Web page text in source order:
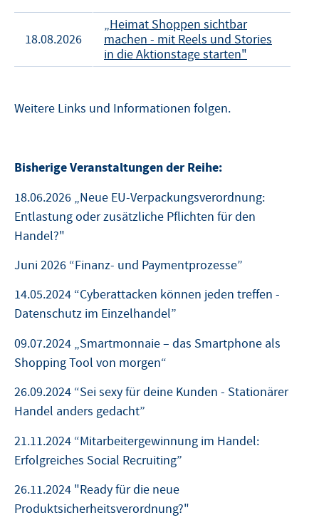
18.08.2026
„Heimat Shoppen sichtbar
machen - mit Reels und Stories
in die Aktionstage starten"
Weitere Links und Informationen folgen.
Bisherige Veranstaltungen der Reihe:
18.06.2026 „Neue EU-Verpackungsverordnung:
Entlastung oder zusätzliche Pflichten für den
Handel?"
Juni 2026 “Finanz- und Paymentprozesse”
14.05.2024 “Cyberattacken können jeden treffen -
Datenschutz im Einzelhandel”
09.07.2024 „Smartmonnaie – das Smartphone als
Shopping Tool von morgen“
26.09.2024 “Sei sexy für deine Kunden - Stationärer
Handel anders gedacht”
21.11.2024 “Mitarbeitergewinnung im Handel:
Erfolgreiches Social Recruiting”
26.11.2024 "Ready für die neue
Produktsicherheitsverordnung?"